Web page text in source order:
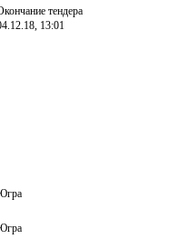
тендера
13:01